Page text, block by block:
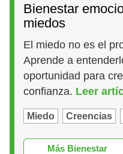
Bienestar
miedos
El miedo no es el
Aprende a
oportunidad para
confianza. Leer
Miedo Creencias
Más Bienestar